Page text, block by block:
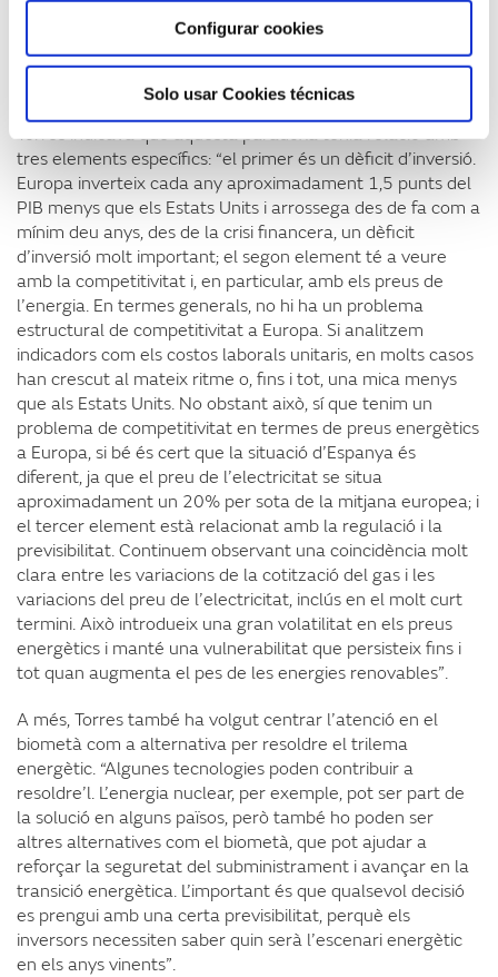
Configurar cookies
Solo usar Cookies técnicas
a les empreses i per a la ciutadania a Europa superior al
d’altres llocs, per exemple, els Estats Units. És a dir, hi ha
una mena de tensió i de contradicció”.
Torres indicava que aquesta paradoxa tenia relació amb
tres elements específics: “el primer és un dèficit d’inversió.
Europa inverteix cada any aproximadament 1,5 punts del
PIB menys que els Estats Units i arrossega des de fa com a
mínim deu anys, des de la crisi financera, un dèficit
d’inversió molt important; el segon element té a veure
amb la competitivitat i, en particular, amb els preus de
l’energia. En termes generals, no hi ha un problema
estructural de competitivitat a Europa. Si analitzem
indicadors com els costos laborals unitaris, en molts casos
han crescut al mateix ritme o, fins i tot, una mica menys
que als Estats Units. No obstant això, sí que tenim un
problema de competitivitat en termes de preus energètics
a Europa, si bé és cert que la situació d’Espanya és
diferent, ja que el preu de l’electricitat se situa
aproximadament un 20% per sota de la mitjana europea; i
el tercer element està relacionat amb la regulació i la
previsibilitat. Continuem observant una coincidència molt
clara entre les variacions de la cotització del gas i les
variacions del preu de l’electricitat, inclús en el molt curt
termini. Això introdueix una gran volatilitat en els preus
energètics i manté una vulnerabilitat que persisteix fins i
tot quan augmenta el pes de les energies renovables”.
A més, Torres també ha volgut centrar l’atenció en el
biometà com a alternativa per resoldre el trilema
energètic. “Algunes tecnologies poden contribuir a
resoldre’l. L’energia nuclear, per exemple, pot ser part de
la solució en alguns països, però també ho poden ser
altres alternatives com el biometà, que pot ajudar a
reforçar la seguretat del subministrament i avançar en la
transició energètica. L’important és que qualsevol decisió
es prengui amb una certa previsibilitat, perquè els
inversors necessiten saber quin serà l’escenari energètic
en els anys vinents”.